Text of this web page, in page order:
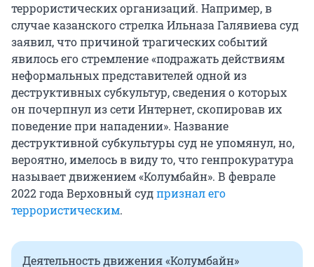
террористических организаций. Например, в
случае казанского стрелка Ильназа Галявиева суд
заявил, что причиной трагических событий
явилось его стремление «подражать действиям
неформальных представителей одной из
деструктивных субкультур, сведения о которых
он почерпнул из сети Интернет, скопировав их
поведение при нападении». Название
деструктивной субкультуры суд не упомянул, но,
вероятно, имелось в виду то, что генпрокуратура
называет движением «Колумбайн». В феврале
2022 года Верховный судпризнал его
террористическим.
Деятельность движения «Колумбайн»